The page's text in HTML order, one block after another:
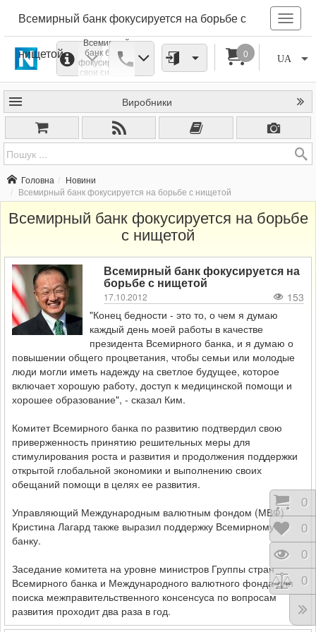
Всемирный банк фокусируется на борьбе с
нищетой
Всемирный
банк будет
фокусировать
свои силы на
искоренение
нищеты, о
президент
Джим Ким
рассказал на
пресс-
UA
0
Виробники
Головна
Новини
Всемирный банк фокусируется на борьбе с нищетой
Всемирный банк фокусируется на борьбе
с нищетой
Всемирный банк фокусируется на
борьбе с нищетой
17.10.2012
153
"Конец бедности - это то, о чем я думаю
каждый день моей работы в качестве
президента Всемирного банка, и я думаю о
повышении общего процветания, чтобы семьи или молодые
люди могли иметь надежду на светлое будущее, которое
включает хорошую работу, доступ к медицинской помощи и
хорошее образование", - сказал Ким.
Комитет Всемирного банка по развитию подтвердил свою
приверженность принятию решительных меры для
стимулирования роста и развития и продолжения поддержки
открытой глобальной экономики и выполнению своих
обещаний помощи в целях ее развития.
Управляющий Международным валютным фондом (МВФ)
Кристина Лагард также выразил поддержку Всемирному
банку.
Заседание комитета на уровне министров Группы стран
Всемирного банка и Международного валютного фонда для
поиска межправительственного консенсуса по вопросам
развития проходит два раза в год.
0
0
0
0